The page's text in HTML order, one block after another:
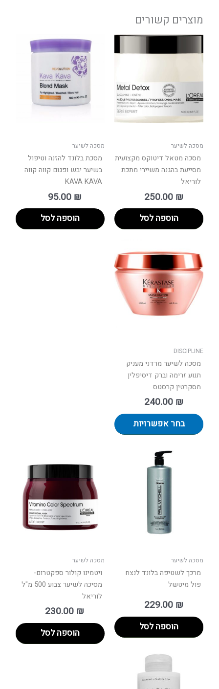
מוצרים קשורים
מסכה לשיער
מסכה מטאל דיטוקס מקצועית
מסייעת בהגנה משיירי מתכת
לוריאל
250.00 ₪
הוספה לסל
מסכה לשיער
מסכת בלונד להזנה וטיפול
בשיער יבש ופגום קווה קווה
KAVA KAVA
95.00 ₪
הוספה לסל
מסכה לשיער
ויטמינו קולור ספקטרום-
מסיכה לשיער צבוע 500 מ"ל
לוריאל
230.00 ₪
הוספה לסל
מסכה לשיער
מרכך לשטיפה בלונד לנצח
פול מיטשל
229.00 ₪
הוספה לסל
DISCIPLINE
מסכה לשיער מרדני מעניק
תנוע זרימה וברק דיסיפלין
מסקרטין קרסטס
240.00 ₪
בחר אפשרויות
יש